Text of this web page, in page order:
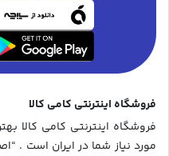
فروشگاه اینترنتی کامی کالا
فروشگاه اینترنتی کامی کالا
مورد نیاز شما در ایران است .